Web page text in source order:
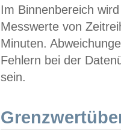
Im Binnenbereich
Messwerte von
Minuten.
Fehlern bei der
sein.